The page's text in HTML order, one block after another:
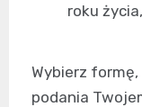
roku
Wybierz
podania